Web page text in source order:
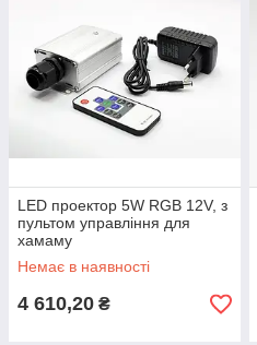
LED проектор 5W RGB 12V, з
пультом управління для
хамаму
Немає в наявності
4 610,20 ₴